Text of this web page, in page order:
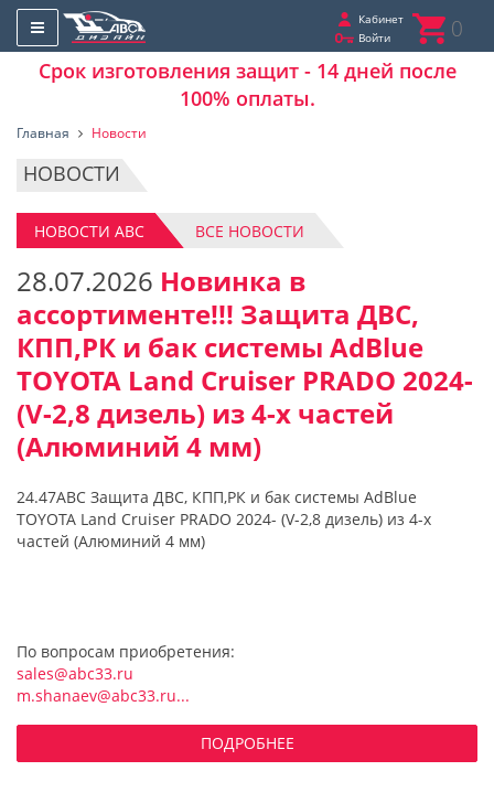
Кабинет
Войти
0
Срок изготовления защит - 14 дней после
100% оплаты.
Главная Новости
НОВОСТИ
НОВОСТИ АВС ВСЕ НОВОСТИ
28.07.2026 Новинка в
ассортименте!!! Защита ДВС,
КПП,РК и бак системы AdBlue
TOYOTA Land Cruiser PRADO 2024-
(V-2,8 дизель) из 4-х частей
(Алюминий 4 мм)
24.47ABC Защита ДВС, КПП,РК и бак системы AdBlue
TOYOTA Land Cruiser PRADO 2024- (V-2,8 дизель) из 4-х
частей (Алюминий 4 мм)
По вопросам приобретения:
sales@abc33.ru
m.shanaev@abc33.ru...
ПОДРОБНЕЕ